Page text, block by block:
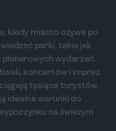
kiedy miasto ożywa po
parki, takie jak
wydarzeń.
koncertów i imprez
tysiące turystów.
idealne warunki do
na świeżym